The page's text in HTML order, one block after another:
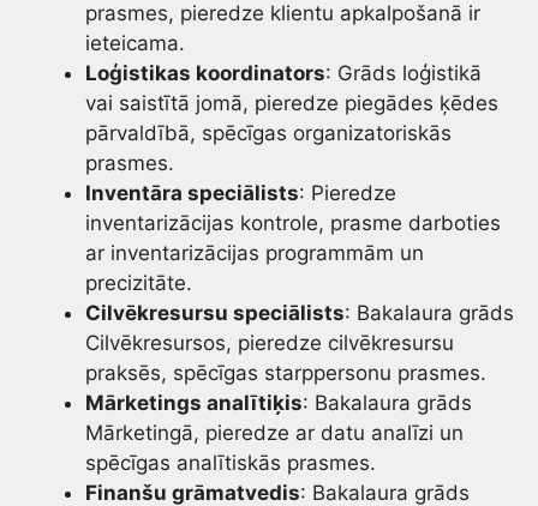
prasmes, pieredze klientu apkalpošanā ir
ieteicama.
Loģistikas koordinators: Grāds loģistikā
vai saistītā jomā, pieredze piegādes ķēdes
pārvaldībā, spēcīgas organizatoriskās
prasmes.
Inventāra speciālists: Pieredze
inventarizācijas kontrole, prasme darboties
ar inventarizācijas programmām un
precizitāte.
Cilvēkresursu speciālists: Bakalaura grāds
Cilvēkresursos, pieredze cilvēkresursu
praksēs, spēcīgas starppersonu prasmes.
Mārketings analītiķis: Bakalaura grāds
Mārketingā, pieredze ar datu analīzi un
spēcīgas analītiskās prasmes.
Finanšu grāmatvedis: Bakalaura grāds